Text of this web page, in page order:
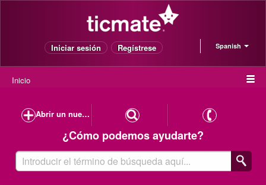
Spanish
Iniciar sesión Regístrese
Inicio
Abrir un nuevo caso de soporte
¿Cómo podemos ayudarte?